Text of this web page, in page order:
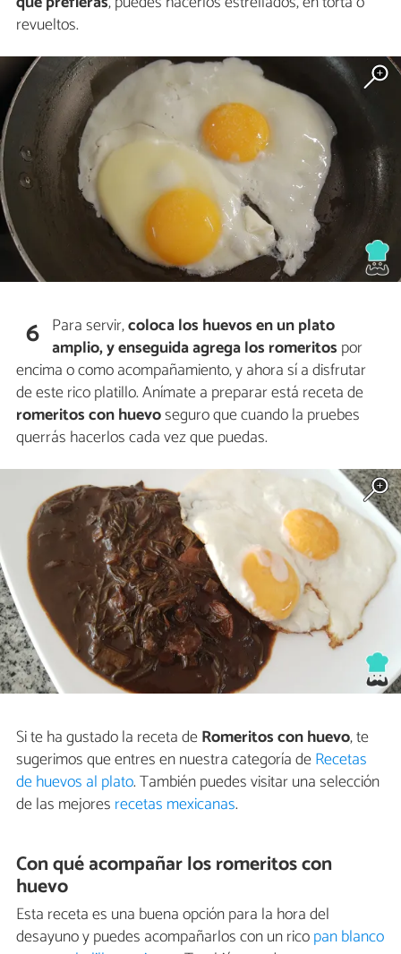
revueltos.
6 Para servir,coloca los huevos en un plato
amplio, y enseguida agrega los romeritos por
encima o como acompañamiento, y ahora sí a disfrutar
de este rico platillo. Anímate a preparar está receta de
romeritos con huevoseguro que cuando la pruebes
querrás hacerlos cada vez que puedas.
Si te ha gustado la receta deRomeritos con huevo, te
sugerimos que entres en nuestra categoría deRecetas
de huevos al plato. También puedes visitar una selección
de las mejores recetas mexicanas.
Con qué acompañar los romeritos con
huevo
Esta receta es una buena opción para la hora del
desayuno y puedes acompañarlos con un ricopan blanco